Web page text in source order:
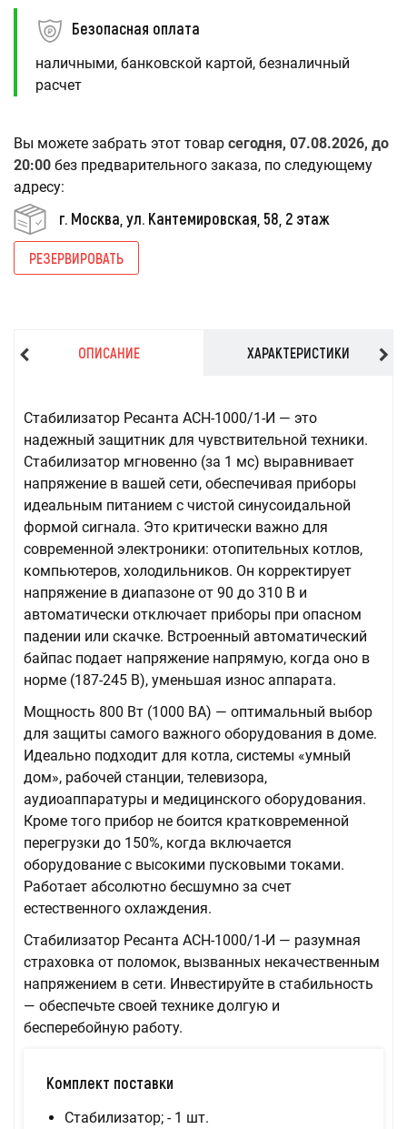
Безопасная оплата
наличными, банковской картой, безналичный
расчет
Вы можете забрать этот товар сегодня, 07.08.2026, до
20:00 без предварительного заказа, по следующему
адресу:
г. Москва, ул. Кантемировская, 58, 2 этаж
РЕЗЕРВИРОВАТЬ
ОПИСАНИЕ ХАРАКТЕРИСТИКИ
Стабилизатор Ресанта АСН-1000/1-И — это
надежный защитник для чувствительной техники.
Стабилизатор мгновенно (за 1 мс) выравнивает
напряжение в вашей сети, обеспечивая приборы
идеальным питанием с чистой синусоидальной
формой сигнала. Это критически важно для
современной электроники: отопительных котлов,
компьютеров, холодильников. Он корректирует
напряжение в диапазоне от 90 до 310 В и
автоматически отключает приборы при опасном
падении или скачке. Встроенный автоматический
байпас подает напряжение напрямую, когда оно в
норме (187-245 В), уменьшая износ аппарата.
Мощность 800 Вт (1000 ВА) — оптимальный выбор
для защиты самого важного оборудования в доме.
Идеально подходит для котла, системы «умный
дом», рабочей станции, телевизора,
аудиоаппаратуры и медицинского оборудования.
Кроме того прибор не боится кратковременной
перегрузки до 150%, когда включается
оборудование с высокими пусковыми токами.
Работает абсолютно бесшумно за счет
естественного охлаждения.
Стабилизатор Ресанта АСН-1000/1-И — разумная
страховка от поломок, вызванных некачественным
напряжением в сети. Инвестируйте в стабильность
— обеспечьте своей технике долгую и
бесперебойную работу.
Комплект поставки
Стабилизатор; - 1 шт.